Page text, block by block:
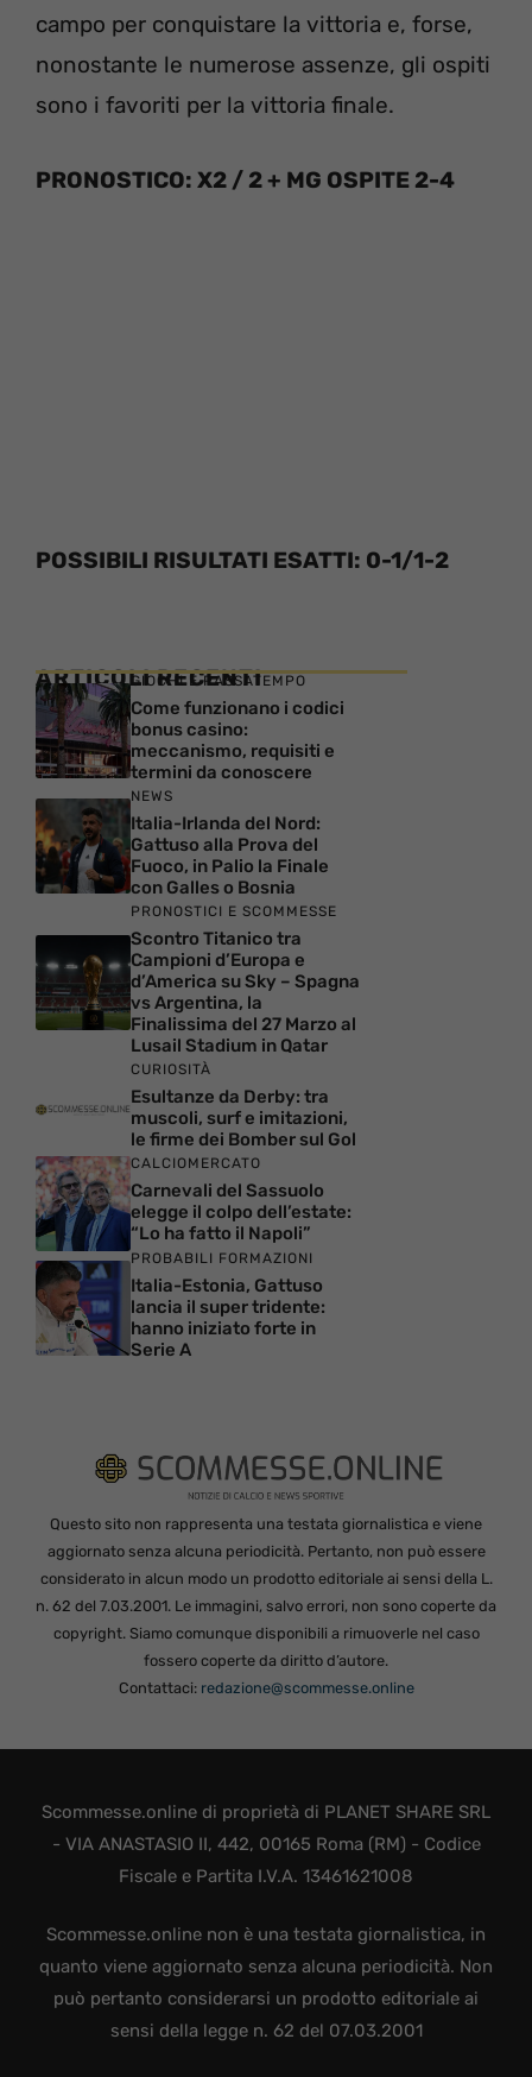
campo per conquistare la vittoria e, forse,
nonostante le numerose assenze, gli ospiti
sono i favoriti per la vittoria finale.
PRONOSTICO: X2 / 2 + MG OSPITE 2-4
POSSIBILI RISULTATI ESATTI: 0-1/1-2
ARTICOLI RECENTI
GIOCHI E PASSATEMPO
Come funzionano i codici
bonus casino:
meccanismo, requisiti e
termini da conoscere
NEWS
Italia-Irlanda del Nord:
Gattuso alla Prova del
Fuoco, in Palio la Finale
con Galles o Bosnia
PRONOSTICI E SCOMMESSE
Scontro Titanico tra
Campioni d’Europa e
d’America su Sky – Spagna
vs Argentina, la
Finalissima del 27 Marzo al
Lusail Stadium in Qatar
CURIOSITÀ
Esultanze da Derby: tra
muscoli, surf e imitazioni,
le firme dei Bomber sul Gol
CALCIOMERCATO
Carnevali del Sassuolo
elegge il colpo dell’estate:
“Lo ha fatto il Napoli”
PROBABILI FORMAZIONI
Italia-Estonia, Gattuso
lancia il super tridente:
hanno iniziato forte in
Serie A
Questo sito non rappresenta una testata giornalistica e viene
aggiornato senza alcuna periodicità. Pertanto, non può essere
considerato in alcun modo un prodotto editoriale ai sensi della L.
n. 62 del 7.03.2001. Le immagini, salvo errori, non sono coperte da
copyright. Siamo comunque disponibili a rimuoverle nel caso
fossero coperte da diritto d’autore.
Contattaci: redazione@scommesse.online
Scommesse.online di proprietà di PLANET SHARE SRL
- VIA ANASTASIO II, 442, 00165 Roma (RM) - Codice
Fiscale e Partita I.V.A. 13461621008
Scommesse.online non è una testata giornalistica, in
quanto viene aggiornato senza alcuna periodicità. Non
può pertanto considerarsi un prodotto editoriale ai
sensi della legge n. 62 del 07.03.2001